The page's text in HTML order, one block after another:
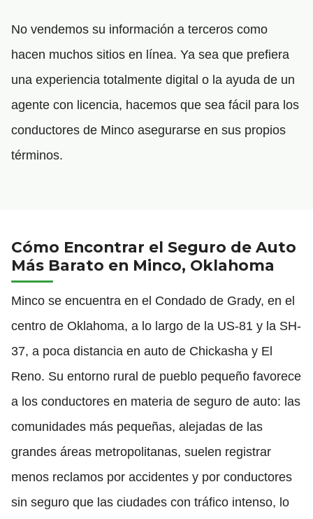
No vendemos su información a terceros como
hacen muchos sitios en línea. Ya sea que prefiera
una experiencia totalmente digital o la ayuda de un
agente con licencia, hacemos que sea fácil para los
conductores de Minco asegurarse en sus propios
términos.
Cómo Encontrar el Seguro de Auto
Más Barato en Minco, Oklahoma
Minco se encuentra en el Condado de Grady, en el
centro de Oklahoma, a lo largo de la US-81 y la SH-
37, a poca distancia en auto de Chickasha y El
Reno. Su entorno rural de pueblo pequeño favorece
a los conductores en materia de seguro de auto: las
comunidades más pequeñas, alejadas de las
grandes áreas metropolitanas, suelen registrar
menos reclamos por accidentes y por conductores
sin seguro que las ciudades con tráfico intenso, lo